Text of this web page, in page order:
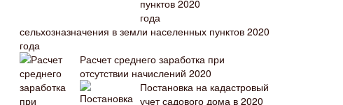
сельхозназначения в земли населенных пунктов 2020
года
Расчет среднего заработка при
отсутствии начислений 2020
Постановка на кадастровый
учет садового дома в 2020